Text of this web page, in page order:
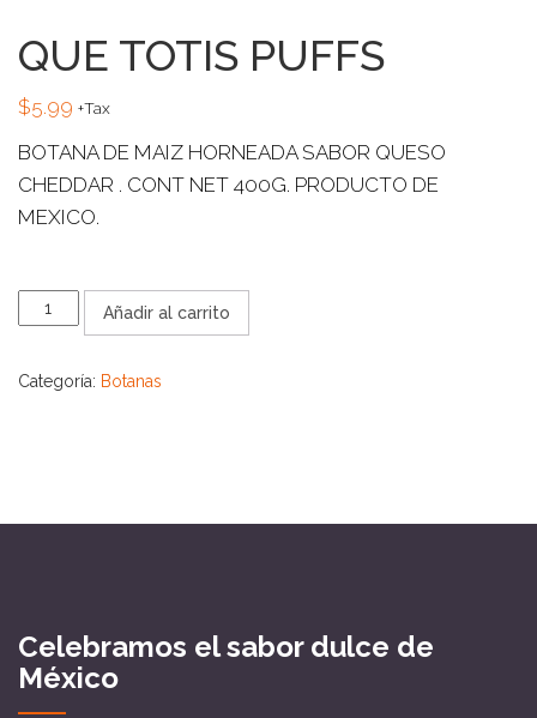
QUE TOTIS PUFFS
$5.99 +Tax
BOTANA DE MAIZ HORNEADA SABOR QUESO
CHEDDAR . CONT NET 400G. PRODUCTO DE
MEXICO.
QUE
TOTIS
cantidad
Añadir al carrito
Categoría: Botanas
Celebramos el sabor dulce de
México